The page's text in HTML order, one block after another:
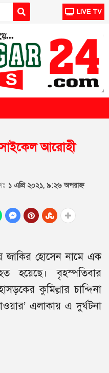
LIVE TV
আরোহী
১ এপ্রি ২০২১, ৯:২৬ অপরাহ্ণ
জাকির হোসেন নামে এক
হয়েছে। বৃহস্পতিবার
কুমিল্লার চান্দিনা
এলাকায় এ দুর্ঘটনা